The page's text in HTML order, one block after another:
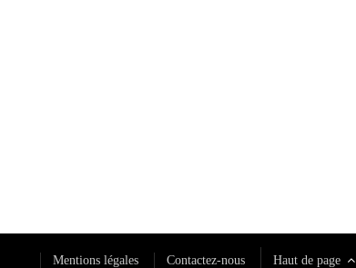
Mentions légales Contactez-nous Haut de page